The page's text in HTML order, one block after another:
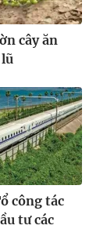
cây ăn
công tác
tư các